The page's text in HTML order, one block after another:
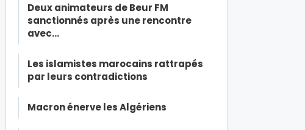
Deux animateurs de Beur FM
sanctionnés après une rencontre
avec…
Les islamistes marocains rattrapés
par leurs contradictions
Macron énerve les Algériens